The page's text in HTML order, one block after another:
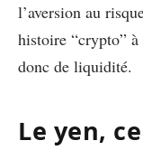
l’aversion au
histoire “crypto” à
donc de liquidité.
Le yen,